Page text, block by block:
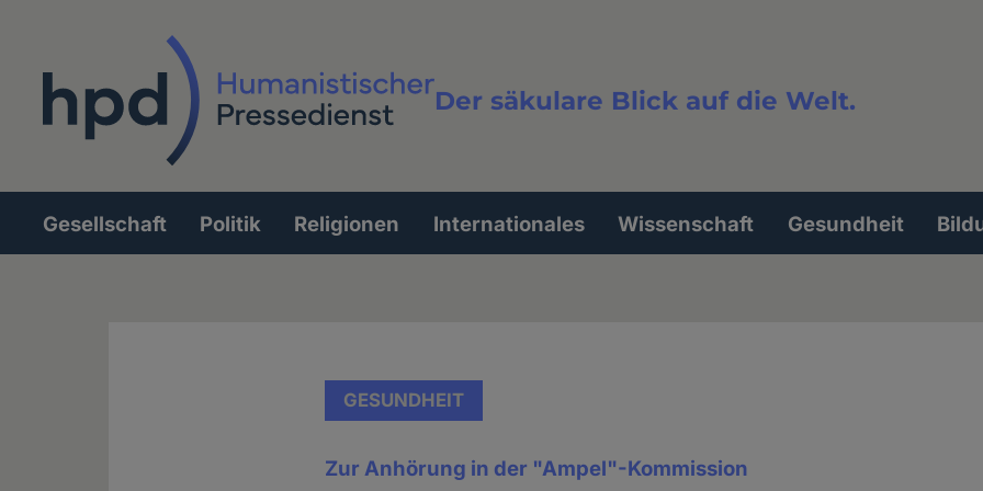
Der säkulare Blick auf die Welt.
Volltextsuche
Hauptnavigation
Gesellschaft Politik Religionen Internationales Wissenschaft Gesundheit
GESUNDHEIT
Zur Anhörung in der "Ampel"-Kommission